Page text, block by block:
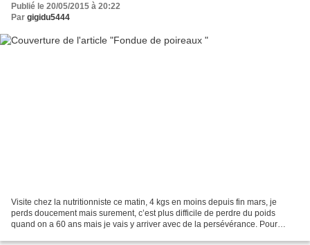
Publié le 20/05/2015 à 20:22
Par gigidu5444
Visite chez la nutritionniste ce matin, 4 kgs en moins depuis fin mars, je
perds doucement mais surement, c’est plus difficile de perdre du poids
quand on a 60 ans mais je vais y arriver avec de la persévérance. Pour